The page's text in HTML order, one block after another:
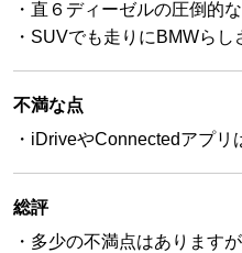
・直６ディーゼルの圧倒的
・SUVでも走りにBMWら
不満な点
・iDriveやConnectedアプリ
総評
・多少の不満点はあります